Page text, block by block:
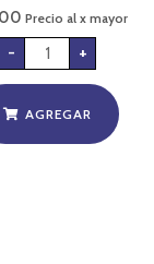
Precio al x mayor
- +
AGREGAR